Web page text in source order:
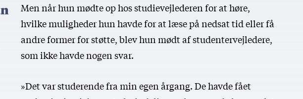
Men når hun mødte op hos studievejlederen for at høre,
hvilke muligheder hun havde for at læse på nedsat tid eller få
andre former for støtte, blev hun mødt af studentervejledere,
som ikke havde nogen svar.
»Det var studerende fra min egen årgang. De havde fået